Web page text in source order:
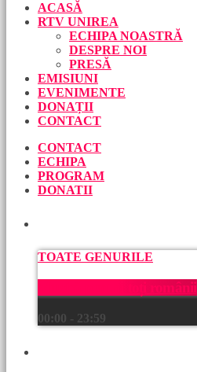
ACASĂ
RTV UNIREA
ECHIPA NOASTRĂ
DESPRE NOI
PRESĂ
EMISIUNI
EVENIMENTE
DONAȚII
CONTACT
CONTACT
ECHIPA
PROGRAM
DONATII
TOATE GENURILE
Muzică pentru toți românii
00:00 - 23:59